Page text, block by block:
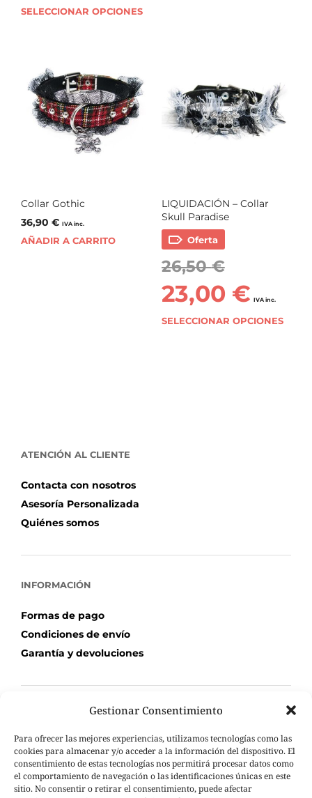
Gestionar Consentimiento
Para ofrecer las mejores experiencias, utilizamos tecnologías como las
cookies para almacenar y/o acceder a la información del dispositivo. El
consentimiento de estas tecnologías nos permitirá procesar datos como
el comportamiento de navegación o las identificaciones únicas en este
sitio. No consentir o retirar el consentimiento, puede afectar
SELECCIONAR OPCIONES
Collar Gothic
36,90 € IVA inc.
AÑADIR A CARRITO
LIQUIDACIÓN – Collar
Skull Paradise
Oferta
26,50€
23,00 € IVA inc.
SELECCIONAR OPCIONES
ATENCIÓN AL CLIENTE
Contacta con nosotros
Asesoría Personalizada
Quiénes somos
INFORMACIÓN
Formas de pago
Condiciones de envío
Garantía y devoluciones
Mi Cuenta
Carrito de compra
Seguimiento de pedidos